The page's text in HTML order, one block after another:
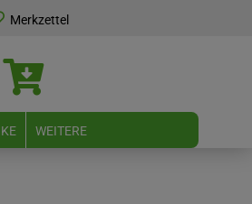
Merkzettel
WEITERE